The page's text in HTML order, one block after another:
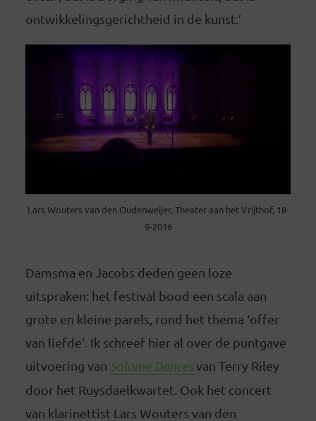
ontwikkelingsgerichtheid in de kunst.’
Lars Wouters van den Oudenweijer, Theater aan het Vrijthof, 18-
9-2016
Damsma en Jacobs deden geen loze
uitspraken: het festival bood een scala aan
grote en kleine parels, rond het thema ‘offer
van liefde’. Ik schreef hier al over de puntgave
uitvoering van Salome Dancesvan Terry Riley
door het Ruysdaelkwartet. Ook het concert
van klarinettist Lars Wouters van den